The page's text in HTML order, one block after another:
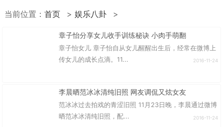
当前位置： 首页 > 娱乐八卦 >
章子怡分享女儿收手训练秘诀 小肉手萌翻
章子怡女儿 章子怡自从女儿醒醒出生后，经常在微博上
传女儿的成长点滴。11...
2016-11-24
李晨晒范冰冰清纯旧照 网友调侃又炫女友
范冰冰过去拍戏的青涩旧照 11月23日晚，李晨通过微博
晒范冰冰清纯旧照，配...
2016-11-24